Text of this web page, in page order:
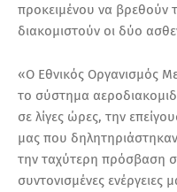
προκειμένου να βρεθούν
διακομιστούν οι δύο
«Ο Εθνικός Οργανισμός
το σύστημα
σε λίγες ώρες, την
μας που
την ταχύτερη πρόσβαση
συντονισμένες ενέργειες